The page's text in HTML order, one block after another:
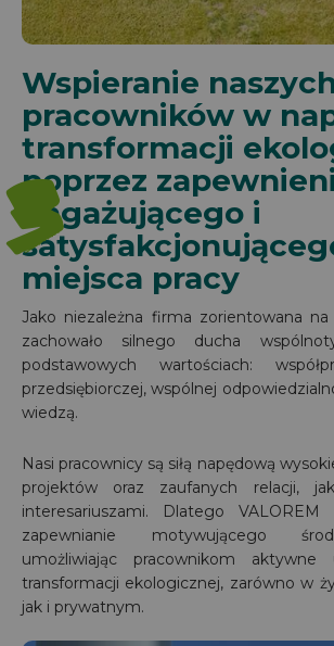
3
Wspieranie
pracowników w
transformacji
poprzez
angażującego i
miejsca pracy
Jako niezależna firma zorientowana na
zachowało silnego ducha
podstawowych wartościach:
przedsiębiorczej, wspólnej
wiedzą.
Nasi pracownicy są siłą napędową
projektów oraz zaufanych relacji,
interesariuszami. Dlatego
zapewnianie motywującego
umożliwiając pracownikom
transformacji ekologicznej, zarówno w
jak i prywatnym.